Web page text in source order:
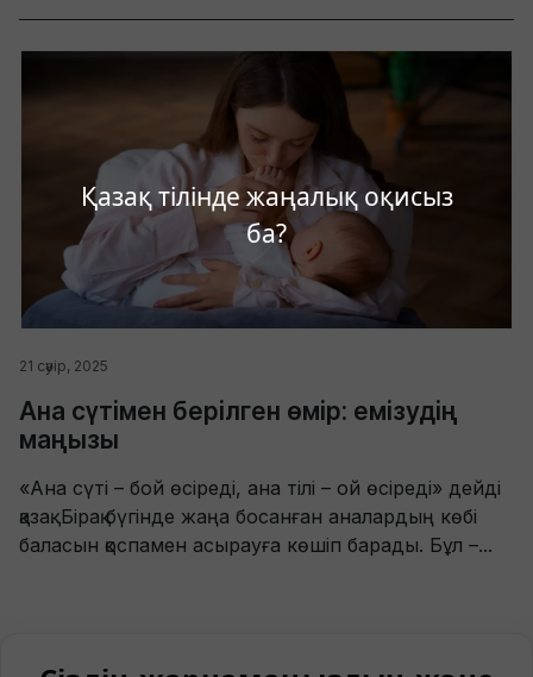
Қазақ тілінде жаңалық оқисыз
ба?
21 сәуір, 2025
Ана сүтімен берілген өмір: емізудің
маңызы
«Ана сүті – бой өсіреді, ана тілі – ой өсіреді» дейді
қазақ. Бірақ бүгінде жаңа босанған аналардың көбі
баласын қоспамен асырауға көшіп барады. Бұл –...